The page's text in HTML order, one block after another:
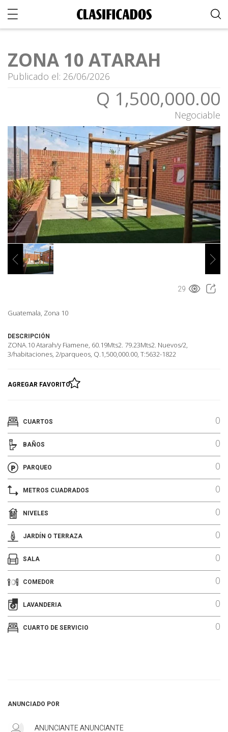
ZONA 10 ATARAH
Publicado el: 26/06/2026
Q 1,500,000.00
Negociable
29
Guatemala, Zona 10
DESCRIPCIÓN
ZONA.10 Atarah/y Fiamene, 60.19Mts2. 79.23Mts2. Nuevos/2,
3/habitaciones, 2/parqueos, Q.1,500,000.00, T:5632-1822
AGREGAR FAVORITO
CUARTOS 0
BAÑOS 0
PARQUEO 0
METROS CUADRADOS 0
NIVELES 0
JARDÍN O TERRAZA 0
SALA 0
COMEDOR 0
LAVANDERIA 0
CUARTO DE SERVICIO 0
ANUNCIADO POR
ANUNCIANTE ANUNCIANTE